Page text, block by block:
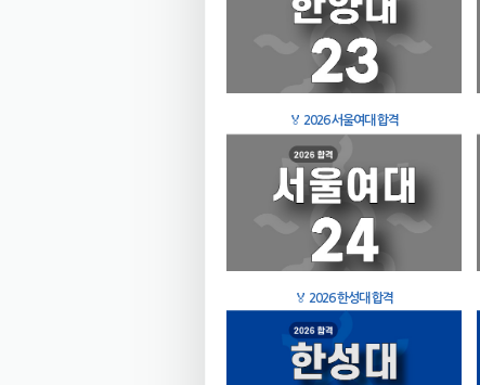
🏅 2026 서울여대 합격
🏅 2026 한성대 합격